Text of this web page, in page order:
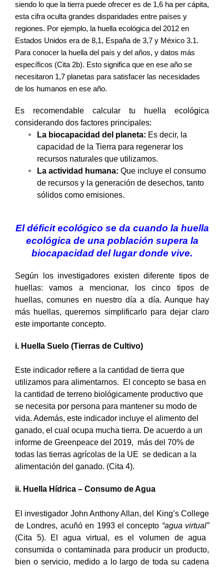
siendo lo que la tierra puede ofrecer es de 1,6 ha per cápita,
esta cifra oculta grandes disparidades entre países y
regiones. Por ejemplo, la huella ecológica del 2012 en
Estados Unidos era de 8,1, España de 3,7 y México 3.1.
Para conocer la huella del país y del años, y datos más
específicos (Cita 2b). Esto significa que en ese año se
necesitaron 1,7 planetas para satisfacer las necesidades
de los humanos en ese año.
Es recomendable calcular tu huella ecológica
considerando dos factores principales:
La biocapacidad del planeta: Es decir, la
capacidad de la Tierra para regenerar los
recursos naturales que utilizamos.
La actividad humana: Que incluye el consumo
de recursos y la generación de desechos, tanto
sólidos como emisiones.
El déficit ecológico se da cuando la huella
ecológica de una población supera la
biocapacidad del lugar donde vive.
Según los investigadores existen diferente tipos de
huellas: vamos a mencionar, los cinco tipos de
huellas, comunes en nuestro día a día. Aunque hay
más huellas, queremos simplificarlo para dejar claro
este importante concepto.
i. Huella Suelo (Tierras de Cultivo)
Este indicador refiere a la cantidad de tierra que
utilizamos para alimentarnos. El concepto se basa en
la cantidad de terreno biológicamente productivo que
se necesita por persona para mantener su modo de
vida. Además, este indicador incluye el alimento del
ganado, el cual ocupa mucha tierra. De acuerdo a un
informe de Greenpeace del 2019, más del 70% de
todas las tierras agrícolas de la UE se dedican a la
alimentación del ganado. (Cita 4).
ii. Huella Hídrica – Consumo de Agua
El investigador John Anthony Allan, del King’s College
de Londres, acuñó en 1993 el concepto “agua virtual”
(Cita 5). El agua virtual, es el volumen de agua
consumida o contaminada para producir un producto,
bien o servicio, medido a lo largo de toda su cadena